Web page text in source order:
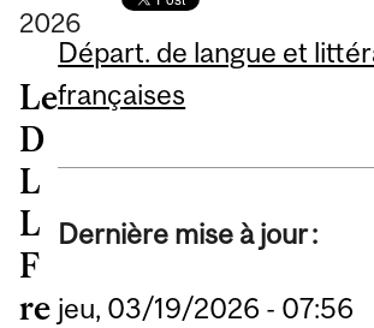
2026
Le
D
L
L
F
re
Départ. de langue et
françaises
Dernière mise à jour :
jeu, 03/19/2026 - 07:56